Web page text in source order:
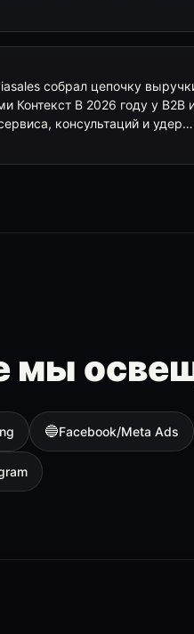
собрал цепочку
Контекст В 2026 году у B2B
консультаций и удер…
мы
🔵Facebook/Meta Ads